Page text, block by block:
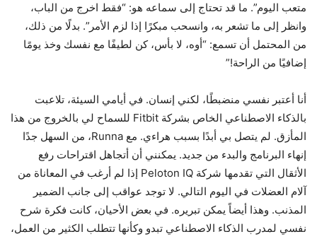
متعب اليوم”. ما قد تحتاج إلى سماعه هو: “فقط اخرج من الباب،
وانظر إلى ما تشعر به، وانسحب مبكرًا إذا لزم الأمر”. بدلًا من ذلك،
من المحتمل أن تسمع: “أوه، لا بأس، كن لطيفًا مع نفسك وخذ يومًا
إضافيًا من الراحة!”
أنا أعتبر نفسي منضبطًا، لكني إنسان. في أيامي السيئة، تلاعبت
بالذكاء الاصطناعي الخاص بشركة Fitbit للسماح لي بالخروج من هذا
المأزق. لم يتصل بي أبدًا بسبب هراءي. مع Runna، من السهل جدًا
إنهاء البرنامج والبدء من جديد. يمكنني أن أتجاهل اقتراحات رفع
الأثقال التي تقدمها شركة Peloton IQ إذا لم أرغب في المعاناة من
آلام العضلات في اليوم التالي. لا توجد عواقب إلى جانب الضمير
المذنب. وهذا أيضاً يمكن تبريره. في بعض الأحيان، كانت فكرة شرح
نفسي لمدرب الذكاء الاصطناعي تبدو وكأنها تتطلب الكثير من العمل،